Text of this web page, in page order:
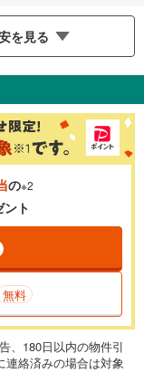
を見る
％
。多くの金融機関
ます。
万円
の※2
ント
無料
、180日以内の物件引
連絡済みの場合は対象